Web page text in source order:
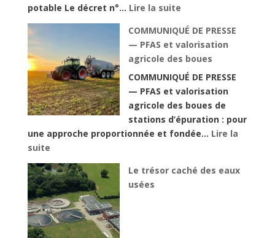
potable Le décret n°… Lire la suite:
des
redevances
des
agences
de
l’eau
:
une
les
COMMUNIQUÉ DE PRESSE
— PFAS et valorisation
agricole des boues
COMMUNIQUÉ DE PRESSE
— PFAS et valorisation
agricole des boues de
stations d’épuration : pour
une approche proportionnée et fondée… Lire la
suite:
COMMUNIQUÉ
DE
PRESSE
—
PFAS
et
Le trésor caché des eaux
usées